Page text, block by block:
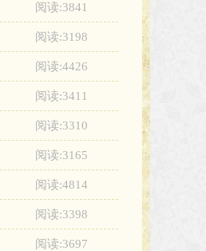
阅读:3841
阅读:3198
阅读:4426
阅读:3411
阅读:3310
阅读:3165
阅读:4814
阅读:3398
阅读:3697